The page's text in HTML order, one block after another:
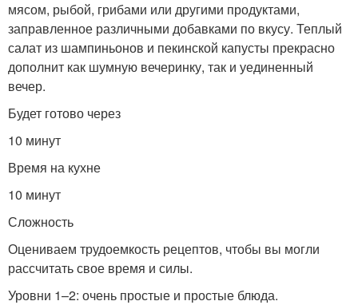
мясом, рыбой, грибами или другими продуктами,
заправленное различными добавками по вкусу. Теплый
салат из шампиньонов и пекинской капусты прекрасно
дополнит как шумную вечеринку, так и уединенный
вечер.
Будет готово через
10 минут
Время на кухне
10 минут
Сложность
Оцениваем трудоемкость рецептов, чтобы вы могли
рассчитать свое время и силы.
Уровни 1–2: очень простые и простые блюда.